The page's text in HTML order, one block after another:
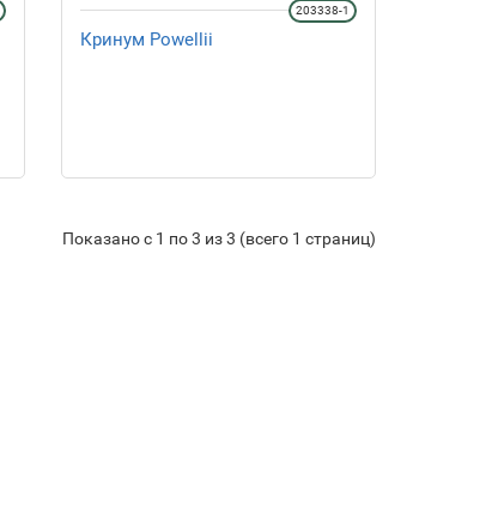
Кринум Рowellii
203338-1
Показано с 1 по 3 из 3 (всего 1 страниц)